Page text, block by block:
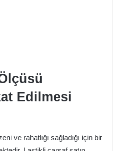
Edilmesi
ve rahatlığı sağladığı için bir